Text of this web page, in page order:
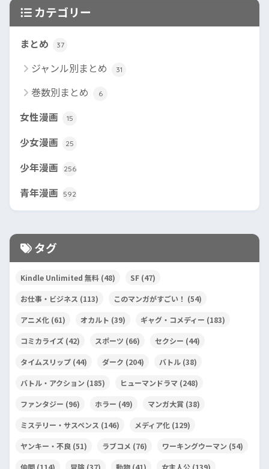
カテゴリー
まとめ 37
ジャンル別まとめ 31
巻数別まとめ 6
女性漫画 15
少女漫画 25
少年漫画 256
青年漫画 592
タグ
Kindle Unlimited 無料 (48) SF (47)
お仕事・ビジネス (113) このマンガがすごい！ (54)
アニメ化 (61) オカルト (39) ギャグ・コメディー (183)
コミカライズ (42) スポーツ (66) セクシー (44)
タイムスリップ (44) ダーク (204) バトル (38)
バトル・アクション (185) ヒューマンドラマ (248)
ファンタジー (96) ホラー (49) マンガ大賞 (38)
ミステリー・サスペンス (146) メディア化 (129)
ヤンキー・不良 (51) ラブコメ (76) ワーキングウーマン (54)
仲間 (114) 冒険 (37) 動物 (41) 女主人公 (139)